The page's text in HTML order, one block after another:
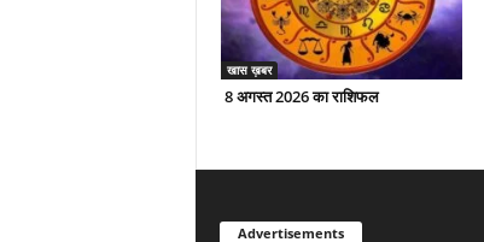
खास ख़बर
8 अगस्त 2026 का राशिफल
Advertisements